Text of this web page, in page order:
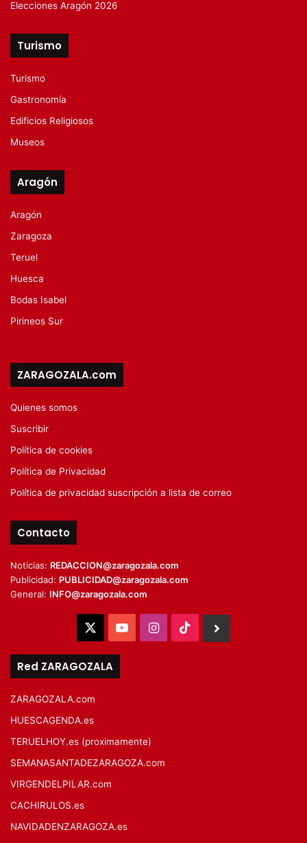
Elecciones Aragón 2026
Turismo
Turismo
Gastronomía
Edificios Religiosos
Museos
Aragón
Aragón
Zaragoza
Teruel
Huesca
Bodas Isabel
Pirineos Sur
ZARAGOZALA.com
Quienes somos
Suscribir
Política de cookies
Política de Privacidad
Política de privacidad suscripción a lista de correo
Contacto
Noticias: REDACCION@zaragozala.com
Publicidad: PUBLICIDAD@zaragozala.com
General: INFO@zaragozala.com
YouTubeInstagram
TikTok
Red ZARAGOZALA
ZARAGOZALA.com
HUESCAGENDA.es
TERUELHOY.es (proximamente)
SEMANASANTADEZARAGOZA.com
VIRGENDELPILAR.com
CACHIRULOS.es
NAVIDADENZARAGOZA.es